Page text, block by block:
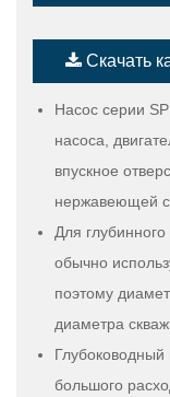
Скачать
Насос серии
насоса,
впускное
нержавеющей
Для
обычно
поэтому
диаметра
большого